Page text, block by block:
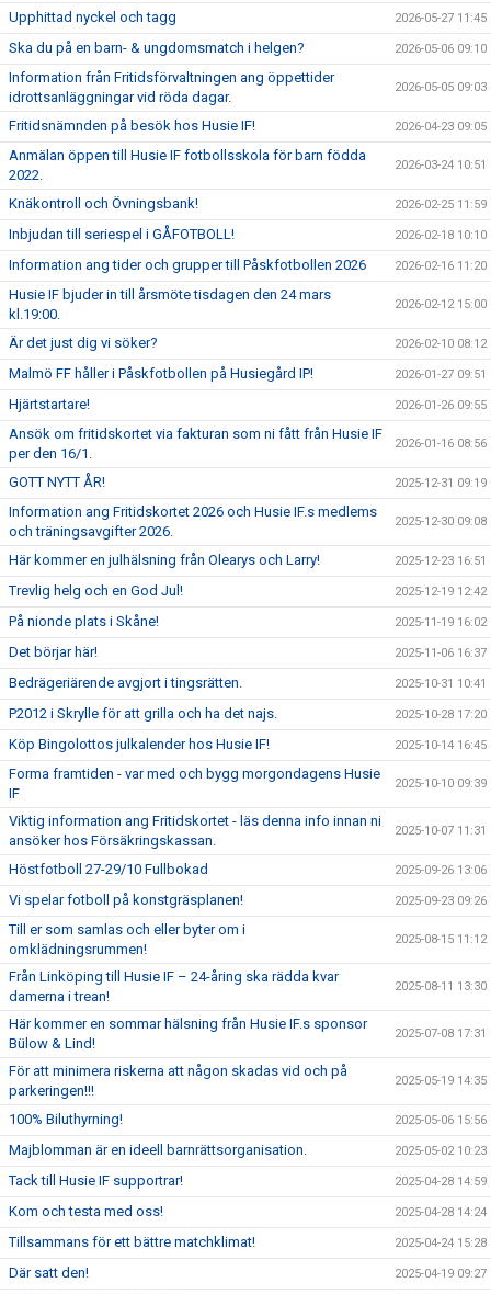
Upphittad nyckel och tagg 2026-05-27 11:45
Ska du på en barn- & ungdomsmatch i helgen? 2026-05-06 09:10
Information från Fritidsförvaltningen ang öppettider
idrottsanläggningar vid röda dagar.
2026-05-05 09:03
Fritidsnämnden på besök hos Husie IF! 2026-04-23 09:05
Anmälan öppen till Husie IF fotbollsskola för barn födda
2022.
2026-03-24 10:51
Knäkontroll och Övningsbank! 2026-02-25 11:59
Inbjudan till seriespel i GÅFOTBOLL! 2026-02-18 10:10
Information ang tider och grupper till Påskfotbollen 2026 2026-02-16 11:20
Husie IF bjuder in till årsmöte tisdagen den 24 mars
kl.19:00.
2026-02-12 15:00
Är det just dig vi söker? 2026-02-10 08:12
Malmö FF håller i Påskfotbollen på Husiegård IP! 2026-01-27 09:51
Hjärtstartare! 2026-01-26 09:55
Ansök om fritidskortet via fakturan som ni fått från Husie IF
per den 16/1.
2026-01-16 08:56
GOTT NYTT ÅR! 2025-12-31 09:19
Information ang Fritidskortet 2026 och Husie IF.s medlems
och träningsavgifter 2026.
2025-12-30 09:08
Här kommer en julhälsning från Olearys och Larry! 2025-12-23 16:51
Trevlig helg och en God Jul! 2025-12-19 12:42
På nionde plats i Skåne! 2025-11-19 16:02
Det börjar här! 2025-11-06 16:37
Bedrägeriärende avgjort i tingsrätten. 2025-10-31 10:41
P2012 i Skrylle för att grilla och ha det najs. 2025-10-28 17:20
Köp Bingolottos julkalender hos Husie IF! 2025-10-14 16:45
Forma framtiden - var med och bygg morgondagens Husie
IF
2025-10-10 09:39
Viktig information ang Fritidskortet - läs denna info innan ni
ansöker hos Försäkringskassan.
2025-10-07 11:31
Höstfotboll 27-29/10 Fullbokad 2025-09-26 13:06
Vi spelar fotboll på konstgräsplanen! 2025-09-23 09:26
Till er som samlas och eller byter om i
omklädningsrummen!
2025-08-15 11:12
Från Linköping till Husie IF – 24-åring ska rädda kvar
damerna i trean!
2025-08-11 13:30
Här kommer en sommar hälsning från Husie IF.s sponsor
Bülow & Lind!
2025-07-08 17:31
För att minimera riskerna att någon skadas vid och på
parkeringen!!!
2025-05-19 14:35
100% Biluthyrning! 2025-05-06 15:56
Majblomman är en ideell barnrättsorganisation. 2025-05-02 10:23
Tack till Husie IF supportrar! 2025-04-28 14:59
Kom och testa med oss! 2025-04-28 14:24
Tillsammans för ett bättre matchklimat! 2025-04-24 15:28
Där satt den! 2025-04-19 09:27